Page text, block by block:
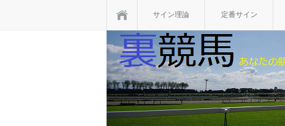
サイン理論 定番サイン